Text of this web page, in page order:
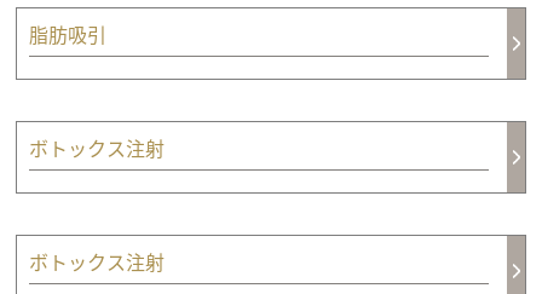
脂肪吸引
ボトックス注射
ボトックス注射